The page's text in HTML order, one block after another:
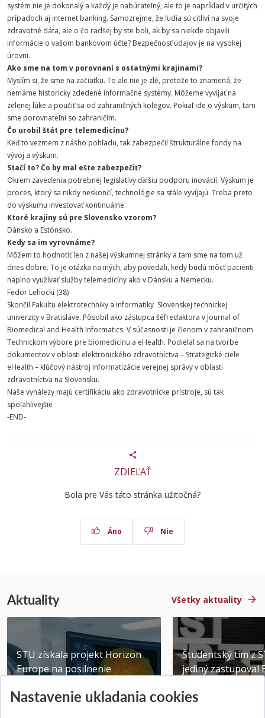
systém nie je dokonalý a každý je nabúrateľný, ale to je napríklad v určitých
prípadoch aj internet banking. Samozrejme, že ľudia sú citliví na svoje
zdravotné dáta, ale o čo radšej by ste boli, ak by sa niekde objavili
informácie o vašom bankovom účte? Bezpečnosť údajov je na vysokej
úrovni.
Ako sme na tom v porovnaní s ostatnými krajinami?
Myslím si, že sme na začiatku. To ale nie je zlé, pretože to znamená, že
nemáme historicky zdedené informačné systémy. Môžeme vyvíjať na
zelenej lúke a poučiť sa od zahraničných kolegov. Pokiaľ ide o výskum, tam
sme porovnateľní so zahraničím.
Čo urobil štát pre telemedicínu?
Keď to vezmem z nášho pohľadu, tak zabezpečil štrukturálne fondy na
vývoj a výskum.
Stačí to? Čo by mal ešte zabezpečiť?
Okrem zavedenia potrebnej legislatívy ďalšiu podporu inovácií. Výskum je
proces, ktorý sa nikdy neskončí, technológie sa stále vyvíjajú. Treba preto
do výskumu investovať kontinuálne.
Ktoré krajiny sú pre Slovensko vzorom?
Dánsko a Estónsko.
Kedy sa im vyrovnáme?
Môžem to hodnotiť len z našej výskumnej stránky a tam sme na tom už
dnes dobre. To je otázka na iných, aby povedali, kedy budú môcť pacienti
naplno využívať služby telemedicíny ako v Dánsku a Nemecku.
Fedor Lehocki (38)
Skončil Fakultu elektrotechniky a informatiky Slovenskej technickej
univerzityv Bratislave. Pôsobil ako zástupca šéfredaktora v Journal of
Biomedical and Health Informatics. V súčasnosti je členom v zahraničnom
Technickom výbore pre biomedicínu a eHealth. Podieľal sa na tvorbe
dokumentov v oblasti elektronického zdravotníctva – Strategické ciele
eHealth – kľúčový nástroj informatizácie verejnej správy v oblasti
zdravotníctva na Slovensku.
Naše vynálezy majú certifikáciu ako zdravotnícke prístroje, sú tak
spoľahlivejšie
-END-
ZDIEĽAŤ
Bola pre Vás táto stránka užitočná?
Áno Nie
Aktuality Všetky aktuality
STU získala projekt Horizon
Europe na posilnenie
Publikované 31.07.2026
Študentský tím z
jediný zastupoval
Publikované
Nastavenie ukladania cookies